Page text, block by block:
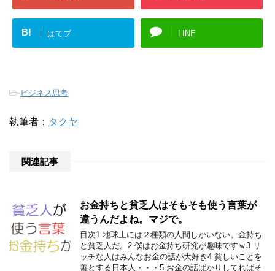
B! はてブ LINE
-ビジネス思考
執筆者： タクヤ
関連記事
お金持ちと貧乏人はそもそも使う言葉が
違うんだよね。マジで。
目次1 地球上には２種類の人間しかいない。金持ち
と貧乏人だ。2 僕はお金持ち研究が趣味ですｗ3 リ
ッチな人はみんなお金の話が大好き4 貧しいことを
善とする日本人・・・5 お金の話ばかりしてればそ